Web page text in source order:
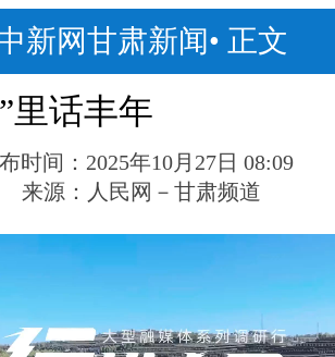
新网甘肃新闻• 正文
里话丰年
时间： 2025年10月27日 08:09
来源： 人民网－甘肃频道